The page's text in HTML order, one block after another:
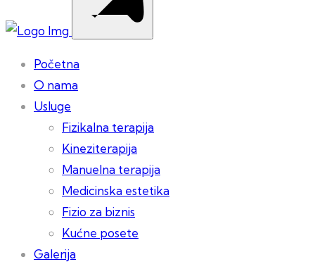
Početna
O nama
Usluge
Fizikalna terapija
Kineziterapija
Manuelna terapija
Medicinska estetika
Fizio za biznis
Kućne posete
Galerija